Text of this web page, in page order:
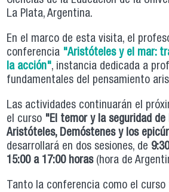
La Plata, Argentina.
En el marco de esta visita, el
conferencia "Aristóteles y el mar:
la acción", instancia dedicada a
fundamentales del pensamiento
Las actividades continuarán el
el curso "El temor y la seguridad de
Aristóteles, Demóstenes y los
desarrollará en dos sesiones, de
15:00 a 17:00 horas(hora de
Tanto la conferencia como el